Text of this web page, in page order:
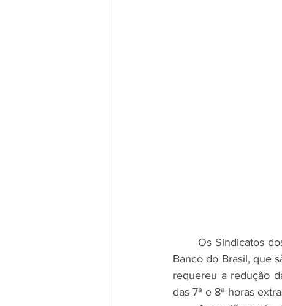
Banco do Brasil, que
requereu a redução
das 7ª e 8ª horas